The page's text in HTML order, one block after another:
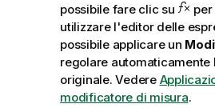
possibile fare clic su
utilizzare l'editor delle
possibile applicare un
regolare automaticamente
originale. Vedere
modificatore di misura.